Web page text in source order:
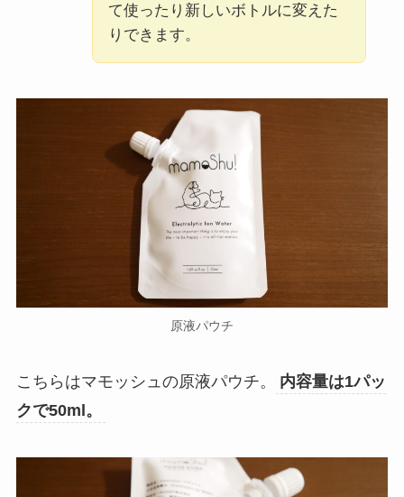
て使ったり新しいボトルに変えた
りできます。
原液パウチ
こちらはマモッシュの原液パウチ。
内容量は1パッ
クで50ml。